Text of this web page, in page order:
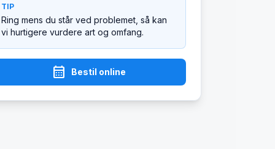
TIP
Ring mens du står ved problemet, så kan
vi hurtigere vurdere art og omfang.
calendar_month Bestil online